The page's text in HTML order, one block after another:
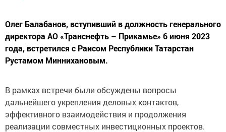
Олег Балабанов, вступивший в должность генерального
директора АО «Транснефть – Прикамье» 6 июня 2023
года, встретился с Раисом Республики Татарстан
Рустамом Миннихановым.
В рамках встречи были обсуждены вопросы
дальнейшего укрепления деловых контактов,
эффективного взаимодействия и продолжения
реализации совместных инвестиционных проектов.